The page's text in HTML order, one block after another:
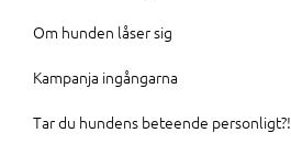
Om hunden låser sig
Kampanja ingångarna
Tar du hundens beteende personligt?!